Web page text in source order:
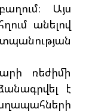
Այս
անելով
ռեժիմի
է